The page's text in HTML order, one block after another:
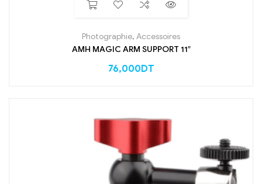
Photographie, Accessoires
AMH MAGIC ARM SUPPORT 11″
76,000DT